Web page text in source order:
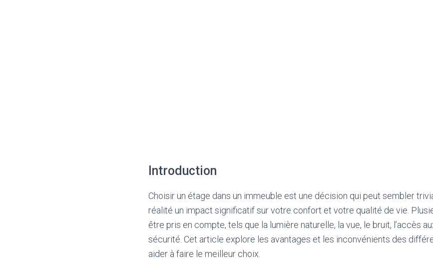
Introduction
Choisir un étage dans un immeuble est une décision qui peut sembler
réalité un impact significatif sur votre confort et votre qualité de vie.
être pris en compte, tels que la lumière naturelle, la vue, le bruit, l’accès
sécurité. Cet article explore les avantages et les inconvénients des
aider à faire le meilleur choix.